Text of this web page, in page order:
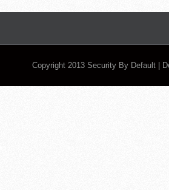
Copyright 2013 Security By Default |